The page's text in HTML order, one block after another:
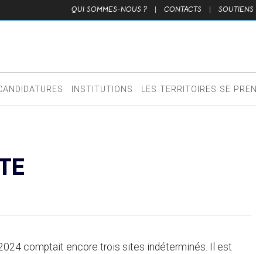
QUI SOMMES-NOUS ? | CONTACTS | SOUTIENS
INSTITUTIONS LES TERRITOIRES SE
comptait encore trois sites indéterminés. Il est